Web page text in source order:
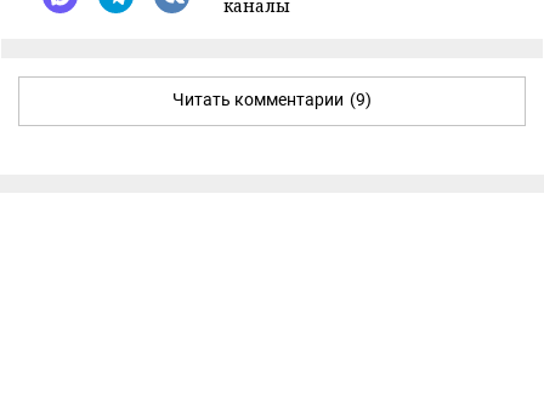
каналы
Читать комментарии (9)